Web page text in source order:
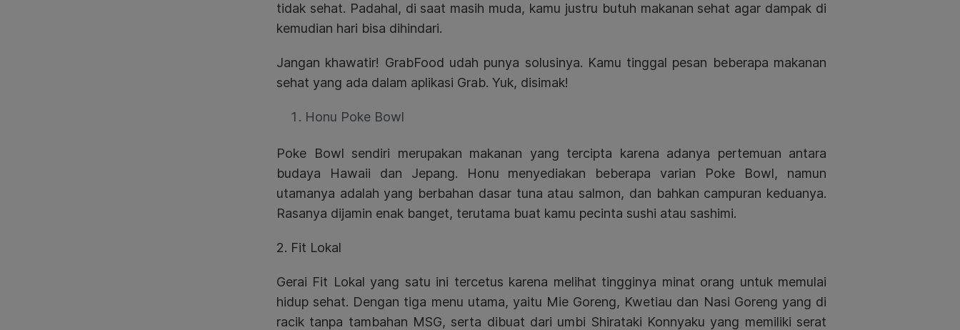
tidak sehat. Padahal, di saat masih muda, kamu justru butuh makanan sehat agar dampak di
kemudian hari bisa dihindari.
Jangan khawatir! GrabFood udah punya solusinya. Kamu tinggal pesan beberapa makanan
sehat yang ada dalam aplikasi Grab. Yuk, disimak!
Honu Poke Bowl
Poke Bowl sendiri merupakan makanan yang tercipta karena adanya pertemuan antara
budaya Hawaii dan Jepang. Honu menyediakan beberapa varian Poke Bowl, namun
utamanya adalah yang berbahan dasar tuna atau salmon, dan bahkan campuran keduanya.
Rasanya dijamin enak banget, terutama buat kamu pecinta sushi atau sashimi.
2. Fit Lokal
Gerai Fit Lokal yang satu ini tercetus karena melihat tingginya minat orang untuk memulai
hidup sehat. Dengan tiga menu utama, yaitu Mie Goreng, Kwetiau dan Nasi Goreng yang di
racik tanpa tambahan MSG, serta dibuat dari umbi Shirataki Konnyaku yang memiliki serat